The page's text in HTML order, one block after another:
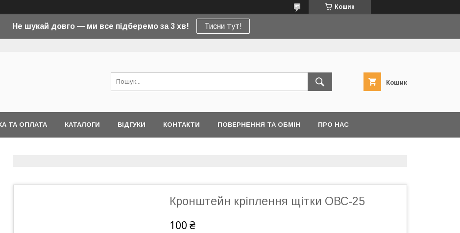
Кошик
Не шукай довго — ми все підберемо за 3 хв! Тисни тут!
Кошик
ТА ОПЛАТА КАТАЛОГИ ВІДГУКИ КОНТАКТИ ПОВЕРНЕННЯ ТА ОБМІН ПРО НАС
Кронштейн кріплення щітки ОВС-25
100 ₴